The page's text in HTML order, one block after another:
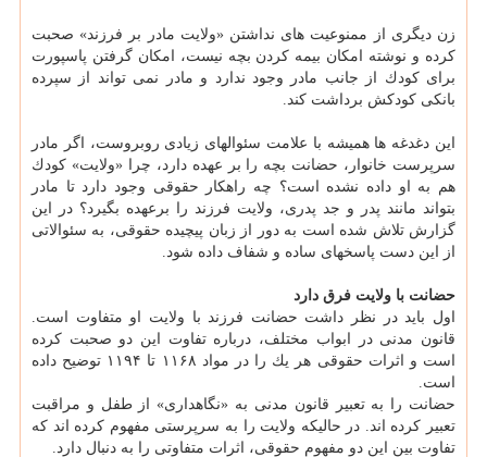
زن دیگری از ممنوعیت های نداشتن «ولایت مادر بر فرزند» صحبت
كرده و نوشته امكان بیمه كردن بچه نیست، امكان گرفتن پاسپورت
برای كودك از جانب مادر وجود ندارد و مادر نمی تواند از سپرده
بانكی كودكش برداشت كند.
این دغدغه ها همیشه با علامت سئوالهای زیادی روبروست، اگر مادر
سرپرست خانوار، حضانت بچه را بر عهده دارد، چرا «ولایت» كودك
هم به او داده نشده است؟ چه راهكار حقوقی وجود دارد تا مادر
بتواند مانند پدر و جد پدری، ولایت فرزند را برعهده بگیرد؟ در این
گزارش تلاش شده است به دور از زبان پیچیده حقوقی، به سئوالاتی
از این دست پاسخهای ساده و شفاف داده شود.
حضانت با ولایت فرق دارد
اول باید در نظر داشت حضانت فرزند با ولایت او متفاوت است.
قانون مدنی در ابواب مختلف، درباره تفاوت این دو صحبت كرده
است و اثرات حقوقی هر یك را در مواد ۱۱۶۸ تا ۱۱۹۴ توضیح داده
است.
حضانت را به تعبیر قانون مدنی به «نگاهداری» از طفل و مراقبت
تعبیر كرده اند. در حالیكه ولایت را به سرپرستی مفهوم كرده اند كه
تفاوت بین این دو مفهوم حقوقی، اثرات متفاوتی را به دنبال دارد.